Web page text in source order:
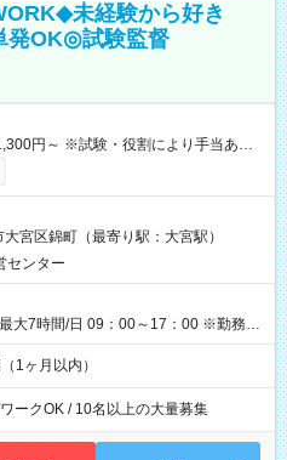
未経験から好き
発OK◎試験監督
【即給（前払い）オプションあ
勤務から1週間ほどで給与の一部を受け
～17:30（休憩1時間） 時給1,300円
交通費 ※当日の役割により時給＋100
7:00～13:30（休憩なし） 時給1,300
＝日収8,400円＋交通費 【試用期
宮区錦町（最寄り駅：大宮駅）
センター
大7時間/日 09：00～17：00 ※勤務時
ます。
1ヶ月以内）
ークOK / 10名以上の大量募集